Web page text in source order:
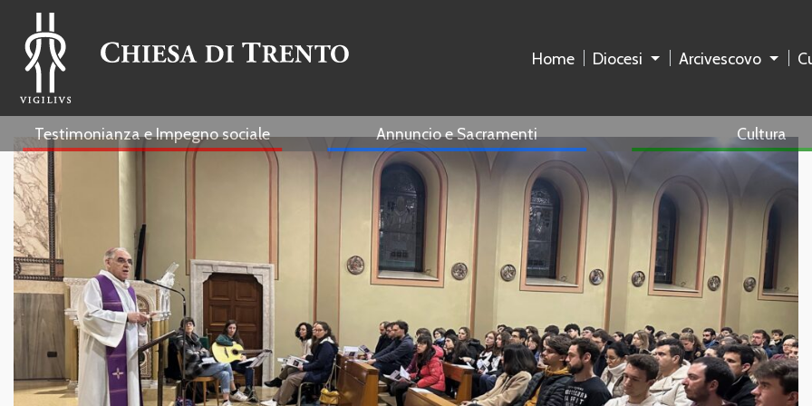
Home Diocesi Arcivescovo
Testimonianza e Impegno sociale Annuncio e Sacramenti Cultura